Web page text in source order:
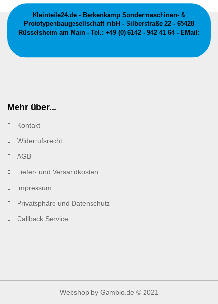
Kleinteile24.de - Berkenkamp Sondermaschinen- &
Prototypenbaugesellschaft mbH - Silberstraße 22 - 65428
Rüsselsheim am Main - Tel.: +49 (0) 6142 - 942 41 64 - EMail:
Mehr über...
Kontakt
Widerrufsrecht
AGB
Liefer- und Versandkosten
Impressum
Privatsphäre und Datenschutz
Callback Service
Webshopby Gambio.de © 2021